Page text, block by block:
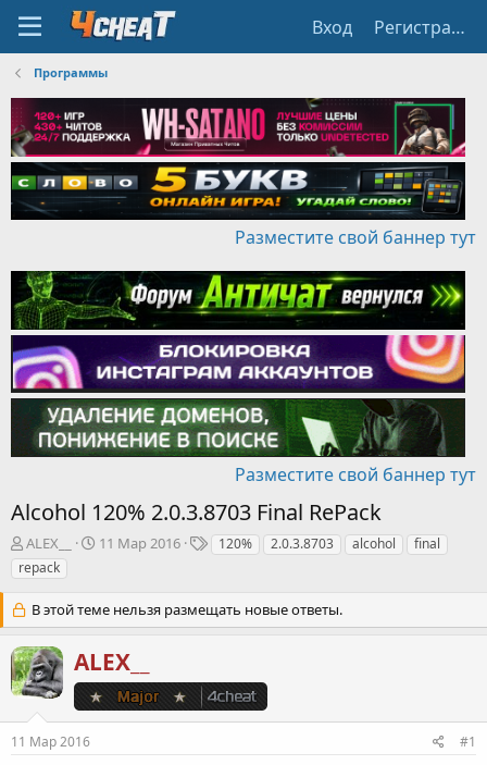
Вход Регистрация
Программы
Разместите свой баннер тут
Разместите свой баннер тут
Alcohol 120% 2.0.3.8703 Final RePack
А
в
т
о
р
е
м
ы
ALEX__
Д
н
ч
а
л
а
11 Мар 2016
Т120% 2.0.3.8703 alcohol
final
repack
В этой теме нельзя размещать новые ответы.
ALEX__
11 Мар 2016 #1